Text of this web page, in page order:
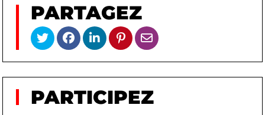
PARTAGEZ
PARTICIPEZ